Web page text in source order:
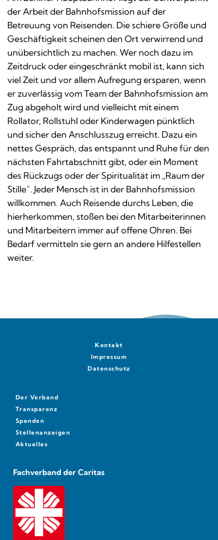
der Arbeit der Bahnhofsmission auf der
Betreuung von Reisenden. Die schiere Größe und
Geschäftigkeit scheinen den Ort verwirrend und
unübersichtlich zu machen. Wer noch dazu im
Zeitdruck oder eingeschränkt mobil ist, kann sich
viel Zeit und vor allem Aufregung ersparen, wenn
er zuverlässig vom Team der Bahnhofsmission am
Zug abgeholt wird und vielleicht mit einem
Rollator, Rollstuhl oder Kinderwagen pünktlich
und sicher den Anschlusszug erreicht. Dazu ein
nettes Gespräch, das entspannt und Ruhe für den
nächsten Fahrtabschnitt gibt, oder ein Moment
des Rückzugs oder der Spiritualität im „Raum der
Stille“. Jeder Mensch ist in der Bahnhofsmission
willkommen. Auch Reisende durchs Leben, die
hierherkommen, stoßen bei den Mitarbeiterinnen
und Mitarbeitern immer auf offene Ohren. Bei
Bedarf vermitteln sie gern an andere Hilfestellen
weiter.
Kontakt
Impressum
Datenschutz
Der Verband
Transparenz
Spenden
Stellenanzeigen
Aktuelles
Fachverband der Caritas